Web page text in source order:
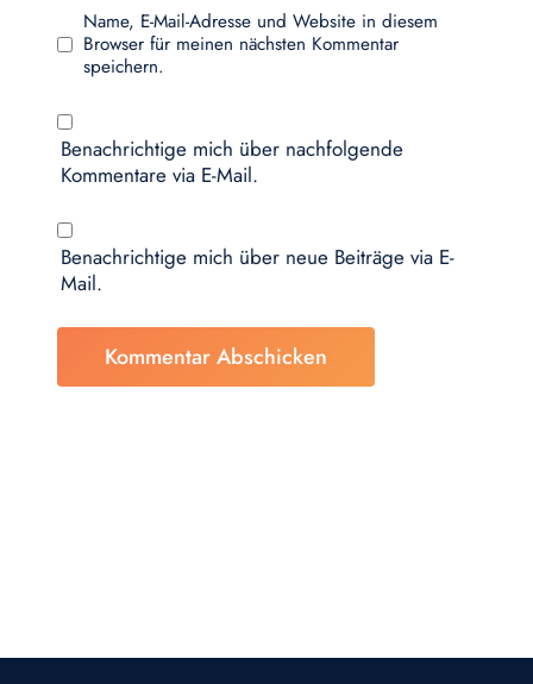
Name, E-Mail-Adresse und Website in diesem
Browser für meinen nächsten Kommentar
speichern.
Benachrichtige mich über nachfolgende
Kommentare via E-Mail.
Benachrichtige mich über neue Beiträge via E-
Mail.